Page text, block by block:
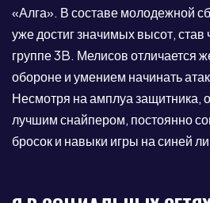
«Алга». В составе молодежной
уже достиг значимых высот,
группе 3B. Мелисов отличается
обороне и умением начинать
Несмотря на амплуа защитника,
лучшим снайпером, постоянно
бросок и навыки игры на синей